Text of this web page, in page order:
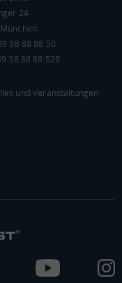
BIP je Einwohner
Handel und
24
38 88 88 50
38 88 88 529
und Veranstaltungen